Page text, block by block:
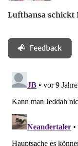
Lufthansa schickt
Feedback